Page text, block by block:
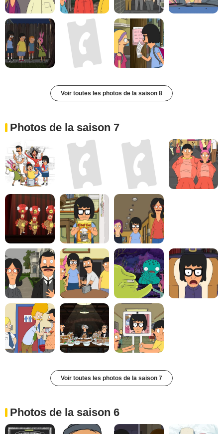
Voir toutes les photos de la saison 8
Photos de la saison 7
Voir toutes les photos de la saison 7
Photos de la saison 6